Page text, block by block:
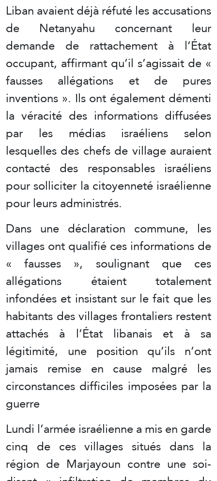
Liban avaient déjà réfuté les accusations
de Netanyahu concernant leur
demande de rattachement à l’État
occupant, affirmant qu’il s’agissait de «
fausses allégations et de pures
inventions ». Ils ont également démenti
la véracité des informations diffusées
par les médias israéliens selon
lesquelles des chefs de village auraient
contacté des responsables israéliens
pour solliciter la citoyenneté israélienne
pour leurs administrés.
Dans une déclaration commune, les
villages ont qualifié ces informations de
« fausses », soulignant que ces
allégations étaient totalement
infondées et insistant sur le fait que les
habitants des villages frontaliers restent
attachés à l’État libanais et à sa
légitimité, une position qu’ils n’ont
jamais remise en cause malgré les
circonstances difficiles imposées par la
guerre
Lundi l’armée israélienne a mis en garde
cinq de ces villages situés dans la
région de Marjayoun contre une soi-